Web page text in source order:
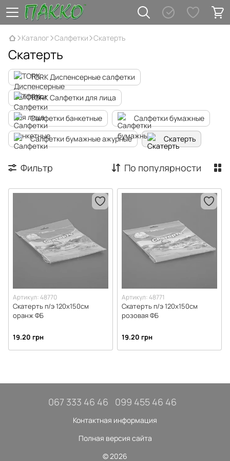
Каталог Салфетки Скатерть
Скатерть
TORK Диспенсерные салфетки
TORK Салфетки для лица
Салфетки банкетные Салфетки бумажные
Салфетки бумажные ажурные Скатерть
Фильтр По популярности
Артикул: 48770
Скатерть п/э 120х150см
оранж ФБ
19.20 грн
Артикул: 48771
Скатерть п/э 120х150см
розовая ФБ
19.20 грн
067 333 46 46 099 455 46 46
Контактная информация
Полная версия сайта
© 2026